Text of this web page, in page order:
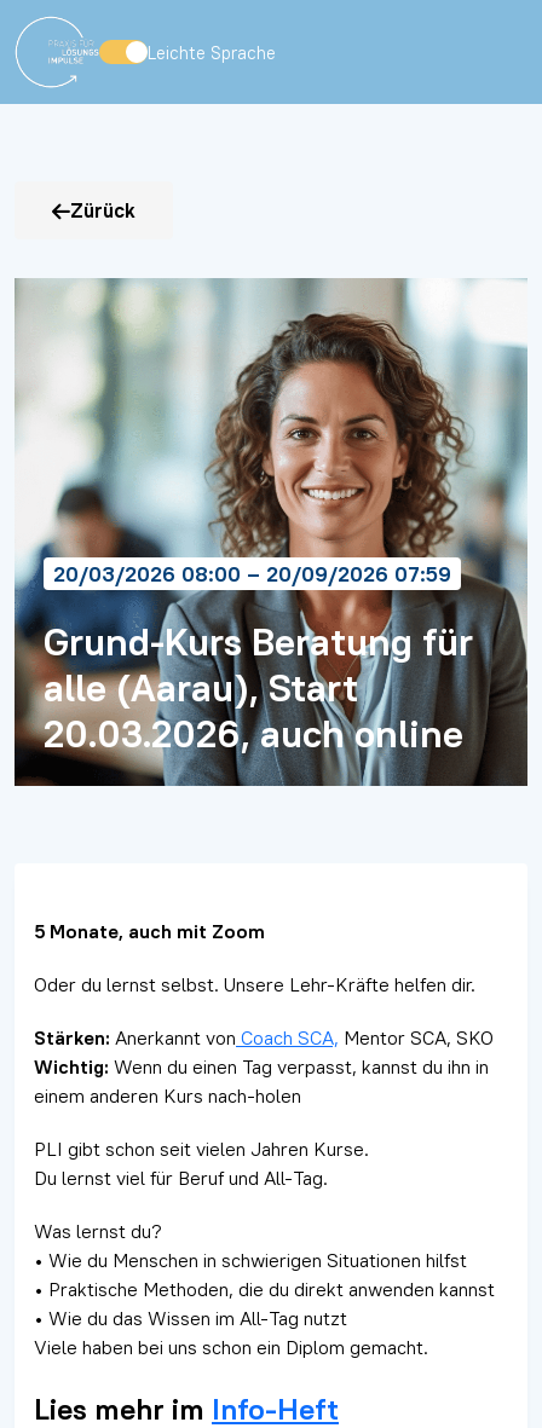
Leichte Sprache
Zürück
20/03/2026 08:00 – 20/09/2026 07:59
Grund-Kurs Beratung für
alle (Aarau), Start
20.03.2026, auch online
5 Monate, auch mit Zoom
Oder du lernst selbst. Unsere Lehr-Kräfte helfen dir.
Stärken: Anerkannt von Coach SCA, Mentor SCA, SKO
Wichtig: Wenn du einen Tag verpasst, kannst du ihn in
einem anderen Kurs nach-holen
PLI gibt schon seit vielen Jahren Kurse.
Du lernst viel für Beruf und All-Tag.
Was lernst du?
• Wie du Menschen in schwierigen Situationen hilfst
• Praktische Methoden, die du direkt anwenden kannst
• Wie du das Wissen im All-Tag nutzt
Viele haben bei uns schon ein Diplom gemacht.
Lies mehr im Info-Heft